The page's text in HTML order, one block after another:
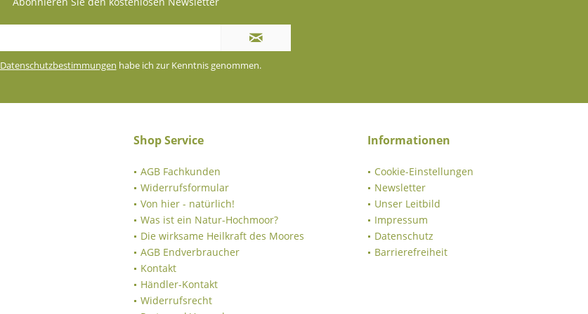
Datenschutzbestimmungen habe ich zur Kenntnis genommen.
Shop Service
AGB Fachkunden
Widerrufsformular
Von hier - natürlich!
Was ist ein Natur-Hochmoor?
Die wirksame Heilkraft des Moores
AGB Endverbraucher
Kontakt
Händler-Kontakt
Widerrufsrecht
Informationen
Cookie-Einstellungen
Newsletter
Unser Leitbild
Impressum
Datenschutz
Barrierefreiheit